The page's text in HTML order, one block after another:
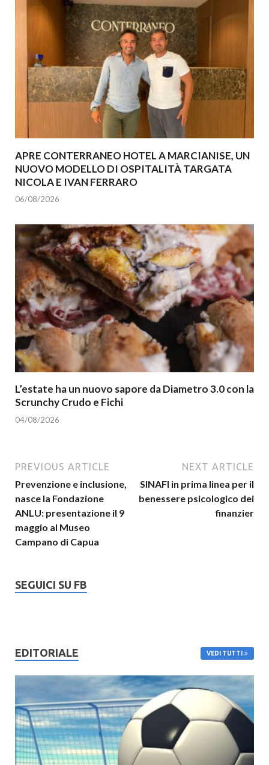
APRE CONTERRANEO HOTEL A MARCIANISE, UN
NUOVO MODELLO DI OSPITALITÀ TARGATA
NICOLA E IVAN FERRARO
06/08/2026
L’estate ha un nuovo sapore da Diametro 3.0 con la
Scrunchy Crudo e Fichi
04/08/2026
PREVIOUS ARTICLE
Prevenzione e inclusione,
nasce la Fondazione
ANLU: presentazione il 9
maggio al Museo
Campano di Capua
NEXT ARTICLE
SINAFI in prima linea per il
benessere psicologico dei
finanzier
SEGUICI SU FB
EDITORIALE VEDI TUTTI